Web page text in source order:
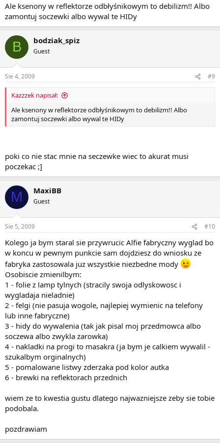
Ale ksenony w reflektorze odbłyśnikowym to debilizm!! Albo
zamontuj soczewki albo wywal te HIDy
B bodziak_spiz
Guest
Sie 4, 2009 #9
Kazzzek napisał:
Ale ksenony w reflektorze odbłyśnikowym to debilizm!! Albo
zamontuj soczewki albo wywal te HIDy
poki co nie stac mnie na seczewke wiec to akurat musi
poczekac ;]
M MaxiBB
Guest
Sie 5, 2009 #10
Kolego ja bym staral sie przywrucic Alfie fabryczny wyglad bo
w koncu w pewnym punkcie sam dojdziesz do wniosku ze
fabryka zastosowala juz wszystkie niezbedne mody
Osobiscie zmienilbym:
1 - folie z lamp tylnych (stracily swoja odlyskowosc i
wygladaja nieladnie)
2 - felgi (nie pasuja wogole, najlepiej wymienic na telefony
lub inne fabryczne)
3 - hidy do wywalenia (tak jak pisal moj przedmowca albo
soczewa albo zwykla zarowka)
4 - nakladki na progi to masakra (ja bym je calkiem wywalil -
szukalbym orginalnych)
5 - pomalowane listwy zderzaka pod kolor autka
6 - brewki na reflektorach przednich
wiem ze to kwestia gustu dlatego najwazniejsze zeby sie tobie
podobala.
pozdrawiam